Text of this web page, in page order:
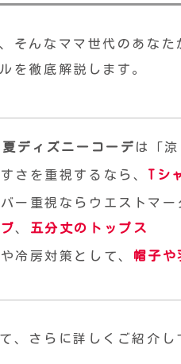
そんなママ世代のあなた
を徹底解説します。
夏ディズニーコーデ は「
さを重視するなら、 Tシ
ー重視ならウエストマー
、 五分丈のトップス
冷房対策として、 帽子や
、さらに詳しくご紹介し